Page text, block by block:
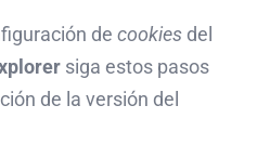
de cookies del
siga estos pasos
de la versión del